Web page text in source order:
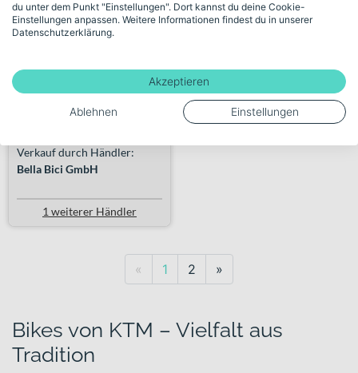
Wave m...
4.099,00€
Verkauf durch Händler:
Bella Bici GmbH
1 weiterer Händler
« Previous
1 2 »
Bikes von KTM – Vielfalt aus
Tradition
du unter dem Punkt "Einstellungen". Dort kannst du deine Cookie-
Einstellungen anpassen. Weitere Informationen findest du in unserer
Datenschutzerklärung.
Akzeptieren
Ablehnen Einstellungen